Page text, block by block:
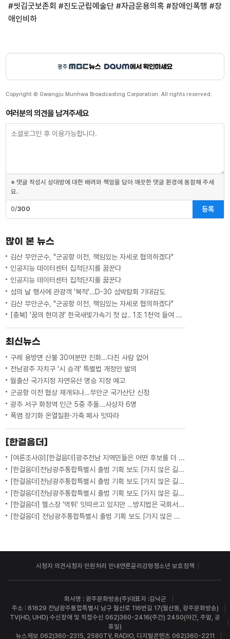
#씻김굿보존회 #진도군립예술단 #자금운용의혹 #장애인폭행 #장
애인비하
Copyright © Gwangju Munhwa Broadcasting Corporation. All rights reserved.
여러분의 의견을 남겨주세요
※ 댓글 작성시 상대방에 대한 배려와 책임을 담아 깨끗한 댓글 환경에 동참해 주세
요.
0/300 등록
많이 본 뉴스
김산 무안군수, "군공항 이전, 책임있는 자세로 협의하겠다"
인공지능 데이터센터 집적단지를 꿈꾼다
인공지능 데이터센터 집적단지를 꿈꾼다
섬의 날 행사에 관광객 '북적'…D-30 섬박람회 기대감도
김산 무안군수, "군공항 이전, 책임있는 자세로 협의하겠다"
[충북] '꿈의 현미경' 한국새빛가속기 첫 삽‥ 1조 1천억 들여 2029년 완공
최신뉴스
구례 용방면 산불 30여분만 진화...다친 사람 없어
전남광주 자치구 '시 승격' 특별법 개정안 발의
월출산 국가지정 자연유산 명승 지정 예고
군공항 이전 협상 재개되나…무안군 국가산단 신청
광주 서구 화정역 인근 5중 추돌...사상자 6명
폭염 장기화 온열질환·가축 폐사 잇따라
[한걸음더]
[여론조사④][한걸음더]광주전남 지역민들은 어떤 후보를 더 선호할까.. 변수는?
[한걸음더]전남광주통합특별시 출범 기획 보도 [가지 않은 길] 5편 프랑스 헌법에 새긴 '지방 분권'..전남광주 통합 성공 조건은?
[한걸음더]전남광주통합특별시 출범 기획 보도 [가지 않은 길] 4편 프랑스 지역 통합 10년 성적표
[한걸음더]전남광주통합특별시 출범 기획 보도 [가지 않은 길] 3편 프랑스 통합 10년 지났지만..."우린 여전히 알자스인"
[한걸음더] 헬스장 '먹튀' 잇따르고 있지만 …방지법은 국회서 낮잠
[한걸음더] 전남광주통합특별시 출범 기획 보도 [가지 않은 길] 2편 지방이 주도한 투자..'유럽 상위 5개 지역' 도약 비결은?
시청자 의견시청자 민원처리 안내언론윤리강령 청소년 보호정책
회사명 : 광주문화방송(주)대표자 :김낙곤
주소 : 61629 전남광주통합특별시 남구 월산로 116번길 17(월산동, 광주문화방송)
TV(HD, UHD) 수신장애 및 직접수신 062)360-2416(주간) 2450(야간, 주말, 공
휴일)
뉴스제보 062)360-2315, 2580TV, RADIO, 디지털콘텐츠 062)360-2211